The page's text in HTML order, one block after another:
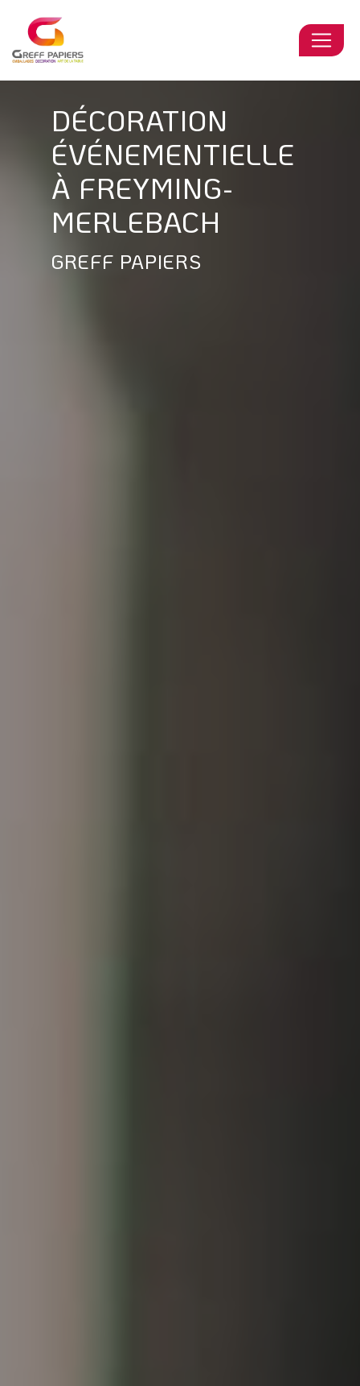
DÉCORATION
ÉVÉNEMENTIELLE
À FREYMING-
MERLEBACH
GREFF PAPIERS